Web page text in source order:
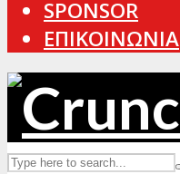
SPONSOR
ΕΠΙΚΟΙΝΩΝΙΑ